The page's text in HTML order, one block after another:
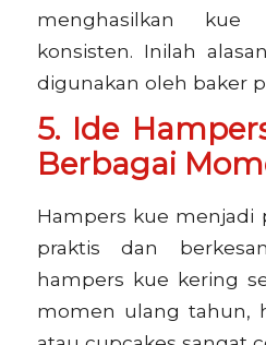
menghasilkan kue
konsisten. Inilah
digunakan oleh baker
5. Ide
Berbagai
Hampers kue menjadi
praktis dan
hampers kue kering
momen ulang tahun,